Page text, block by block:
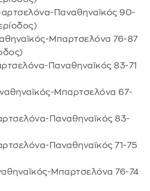
Παναθηναϊκός 90-
Μπαρτσελόνα 76-87
Παναθηναϊκός 83-71
Μπαρτσελόνα 67-
Παναθηναϊκός 83-
Παναθηναϊκός 71-75
Μπαρτσελόνα 76-74